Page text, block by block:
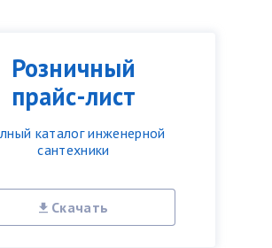
Розничный
прайс-лист
каталог инженерной
сантехники
Скачать